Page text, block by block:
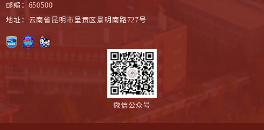
邮编：650500
地址：云南省昆明市呈贡区景明南路727号
微信公众号